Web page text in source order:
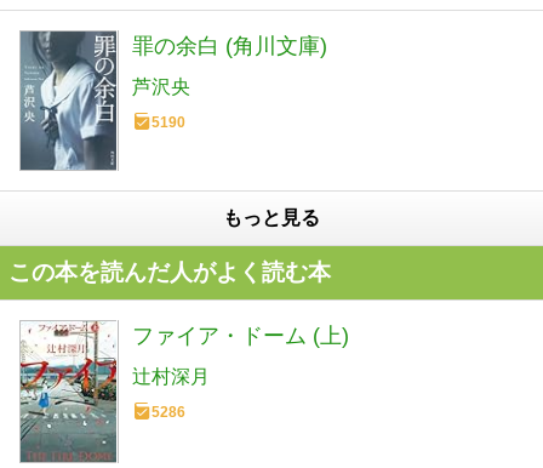
罪の余白 (角川文庫)
芦沢央
5190
もっと見る
この本を読んだ人がよく読む本
ファイア・ドーム (上)
辻村深月
5286